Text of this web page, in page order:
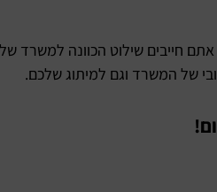
חייבים שילוט הכוונה למשרד
של המשרד וגם למיתוג שלכם.